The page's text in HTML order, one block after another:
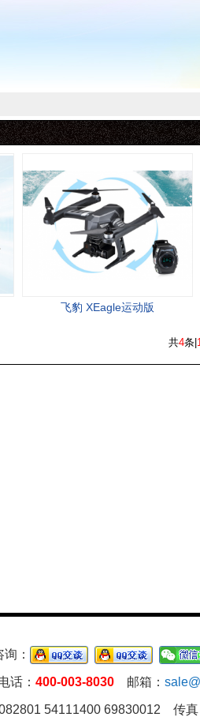
飞豹 XEagle运动版
共4条|
：
话： 400-003-8030邮箱：
54111400 69830012 传